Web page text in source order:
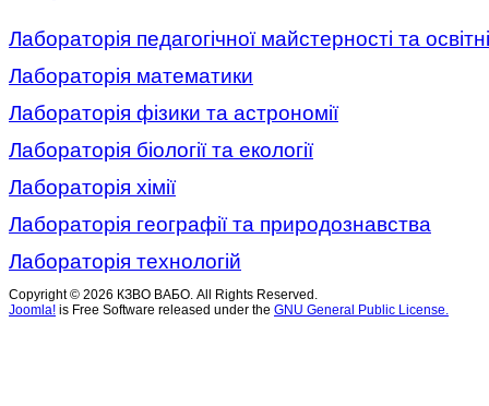
Лабораторія педагогічної майстерності та
Лабораторія математики
Лабораторія фізики та астрономії
Лабораторія біології та екології
Лабораторія хімії
Лабораторія географіїта природознавства
Лабораторія технологій
Copyright © 2026 КЗВО ВАБО. All Rights Reserved.
Joomla! is Free Software released under the GNU General Public License.